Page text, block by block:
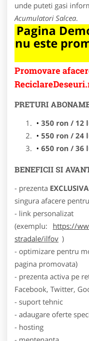
unde puteti gasi
Acumulatori Salcea.
Pagina
nu este
Promovare
PRETURI
350 ron / 12
550 ron / 24
650 ron / 36
BENEFICII SI
- prezenta EXCLUSIVA
singura afacere
- link personalizat
(exemplu:
https://
stradale/ilfov )
- optimizare pentru
pagina promovata)
- prezenta activa pe
Facebook, Twitter,
- suport tehnic
- adaugare oferte
- hosting